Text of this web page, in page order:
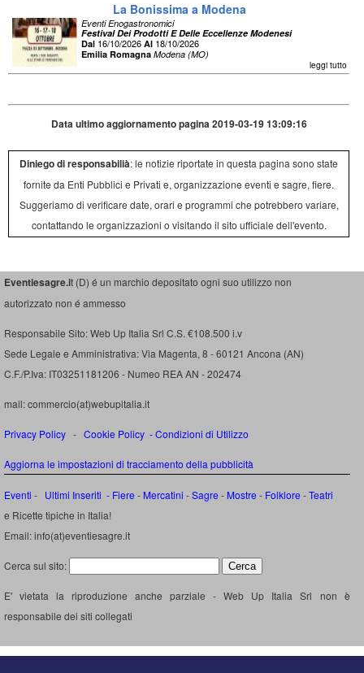
La Bonissima a Modena
Eventi Enogastronomici
Festival Dei Prodotti E Delle Eccellenze Modenesi
Dal 16/10/2026 Al 18/10/2026
Emilia Romagna Modena (MO)
leggi tutto
Data ultimo aggiornamento pagina 2019-03-19 13:09:16
Diniego di responsabilià: le notizie riportate in questa pagina sono state
fornite da Enti Pubblici e Privati e, organizzazione eventi e sagre, fiere.
Suggeriamo di verificare date, orari e programmi che potrebbero variare,
contattando le organizzazioni o visitando il sito ufficiale dell'evento.
Eventiesagre.it (D) é un marchio depositato ogni suo utilizzo non
autorizzato non é ammesso
Responsabile Sito: Web Up Italia Srl C.S. €108.500 i.v
Sede Legale e Amministrativa: Via Magenta, 8 - 60121 Ancona (AN)
C.F./P.Iva: IT03251181206 - Numeo REA AN - 202474
mail: commercio(at)webupitalia.it
Privacy Policy - Cookie Policy -Condizioni di Utilizzo
Aggiorna le impostazioni di tracciamento della pubblicità
Eventi - Ultimi Inseriti - Fiere - Mercatini -Sagre - Mostre - Folklore -Teatri
e Ricette tipiche in Italia!
Email: info(at)eventiesagre.it
Cerca sul sito:
E' vietata la riproduzione anche parziale - Web Up Italia Srl non è
responsabile dei siti collegati